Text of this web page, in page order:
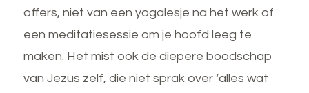
offers, niet van een yogalesje na het werk of
een meditatiesessie om je hoofd leeg te
maken. Het mist ook de diepere boodschap
van Jezus zelf, die niet sprak over ‘alles wat